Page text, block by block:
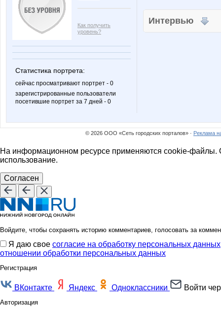
Как получить
уровень?
Статистика портрета:
сейчас просматривают портрет - 0
зарегистрированные пользователи
посетившие портрет за 7 дней - 0
Интервью
© 2026 ООО «Сеть городских порталов» · Реклама
На информационном ресурсе применяются cookie-файлы.
использование.
Согласен
Войдите, чтобы сохранять историю комментариев, голосовать за
Я даю свое согласие на обработку персональных данных
отношении обработки персональных данных
Регистрация
ВКонтакте Яндекс Одноклассники Войти
Авторизация